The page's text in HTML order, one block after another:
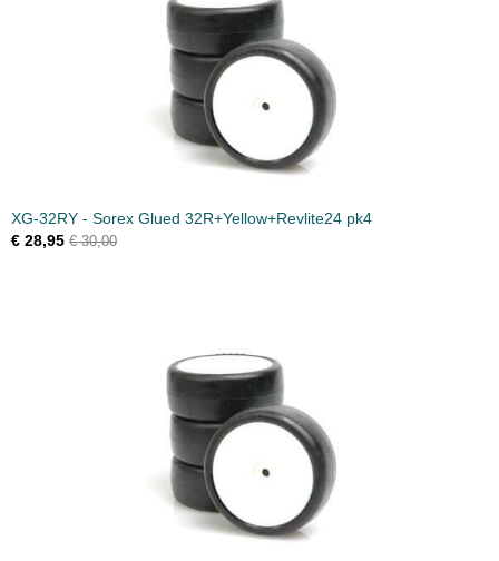
XG-32RY - Sorex Glued 32R+Yellow+Revlite24 pk4
€ 28,95 € 30,00